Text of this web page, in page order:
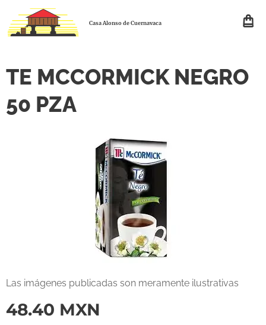
Casa Alonso de Cuernavaca
TE MCCORMICK NEGRO
50 PZA
Las imágenes publicadas son meramente ilustrativas
48.40 MXN